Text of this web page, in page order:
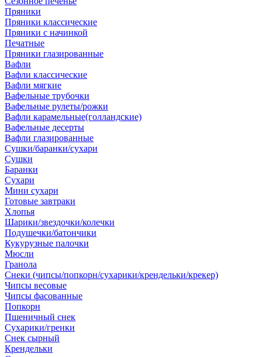
Пряники
Пряники классические
Пряники с начинкой
Печатные
Пряники глазированные
Вафли
Вафли классические
Вафли мягкие
Вафельные трубочки
Вафельные рулеты/рожки
Вафли карамельные(голландские)
Вафельные десерты
Вафли глазированные
Сушки/баранки/сухари
Сушки
Баранки
Сухари
Мини сухари
Готовые завтраки
Хлопья
Шарики/звездочки/колечки
Подушечки/батончики
Кукурузные палочки
Мюсли
Гранола
Снеки (чипсы/попкорн/сухарики/крендельки/крекер)
Чипсы весовые
Чипсы фасованные
Попкорн
Пшеничный снек
Сухарики/гренки
Снек сырный
Крендельки